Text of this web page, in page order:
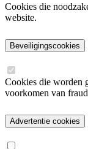
Cookies die
website.
Beveiligingscookies
Cookies die worden
voorkomen van
Advertentie cookies